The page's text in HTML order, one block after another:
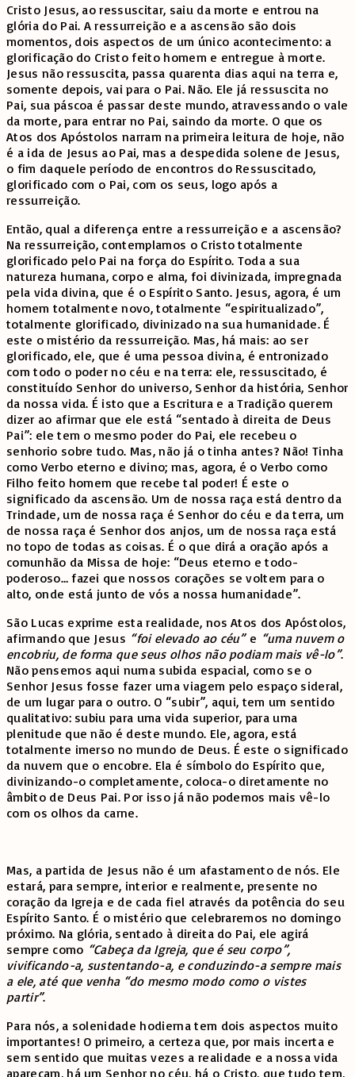
Cristo Jesus, ao ressuscitar, saiu da morte e entrou na
glória do Pai. A ressurreição e a ascensão são dois
momentos, dois aspectos de um único acontecimento: a
glorificação do Cristo feito homem e entregue à morte.
Jesus não ressuscita, passa quarenta dias aqui na terra e,
somente depois, vai para o Pai. Não. Ele já ressuscita no
Pai, sua páscoa é passar deste mundo, atravessando o vale
da morte, para entrar no Pai, saindo da morte. O que os
Atos dos Apóstolos narram na primeira leitura de hoje, não
é a ida de Jesus ao Pai, mas a despedida solene de Jesus,
o fim daquele período de encontros do Ressuscitado,
glorificado com o Pai, com os seus, logo após a
ressurreição.
Então, qual a diferença entre a ressurreição e a ascensão?
Na ressurreição, contemplamos o Cristo totalmente
glorificado pelo Pai na força do Espírito. Toda a sua
natureza humana, corpo e alma, foi divinizada, impregnada
pela vida divina, que é o Espírito Santo. Jesus, agora, é um
homem totalmente novo, totalmente “espiritualizado”,
totalmente glorificado, divinizado na sua humanidade. É
este o mistério da ressurreição. Mas, há mais: ao ser
glorificado, ele, que é uma pessoa divina, é entronizado
com todo o poder no céu e na terra: ele, ressuscitado, é
constituído Senhor do universo, Senhor da história, Senhor
da nossa vida. É isto que a Escritura e a Tradição querem
dizer ao afirmar que ele está “sentado à direita de Deus
Pai”: ele tem o mesmo poder do Pai, ele recebeu o
senhorio sobre tudo. Mas, não já o tinha antes? Não! Tinha
como Verbo eterno e divino; mas, agora, é o Verbo como
Filho feito homem que recebe tal poder! É este o
significado da ascensão. Um de nossa raça está dentro da
Trindade, um de nossa raça é Senhor do céu e da terra, um
de nossa raça é Senhor dos anjos, um de nossa raça está
no topo de todas as coisas. É o que dirá a oração após a
comunhão da Missa de hoje: “Deus eterno e todo-
poderoso… fazei que nossos corações se voltem para o
alto, onde está junto de vós a nossa humanidade”.
São Lucas exprime esta realidade, nos Atos dos Apóstolos,
afirmando que Jesus “foi elevado ao céu” e “uma nuvem o
encobriu, de forma que seus olhos não podiam mais vê-lo”.
Não pensemos aqui numa subida espacial, como se o
Senhor Jesus fosse fazer uma viagem pelo espaço sideral,
de um lugar para o outro. O “subir”, aqui, tem um sentido
qualitativo: subiu para uma vida superior, para uma
plenitude que não é deste mundo. Ele, agora, está
totalmente imerso no mundo de Deus. É este o significado
da nuvem que o encobre. Ela é símbolo do Espírito que,
divinizando-o completamente, coloca-o diretamente no
âmbito de Deus Pai. Por isso já não podemos mais vê-lo
com os olhos da carne.
Mas, a partida de Jesus não é um afastamento de nós. Ele
estará, para sempre, interior e realmente, presente no
coração da Igreja e de cada fiel através da potência do seu
Espírito Santo. É o mistério que celebraremos no domingo
próximo. Na glória, sentado à direita do Pai, ele agirá
sempre como “Cabeça da Igreja, que é seu corpo”,
vivificando-a, sustentando-a, e conduzindo-a sempre mais
a ele, até que venha “do mesmo modo como o vistes
partir”.
Para nós, a solenidade hodierna tem dois aspectos muito
importantes! O primeiro, a certeza que, por mais incerta e
sem sentido que muitas vezes a realidade e a nossa vida
apareçam, há um Senhor no céu, há o Cristo, que tudo tem,